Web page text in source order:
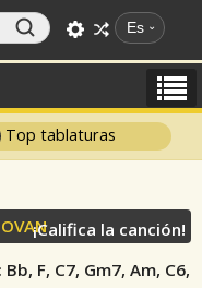
Es
Top tablaturas
: Bb, F, C7, Gm7, Am, C6,
¡Califica la canción!